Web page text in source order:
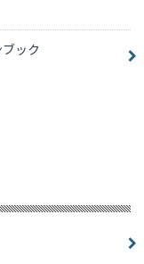
ック